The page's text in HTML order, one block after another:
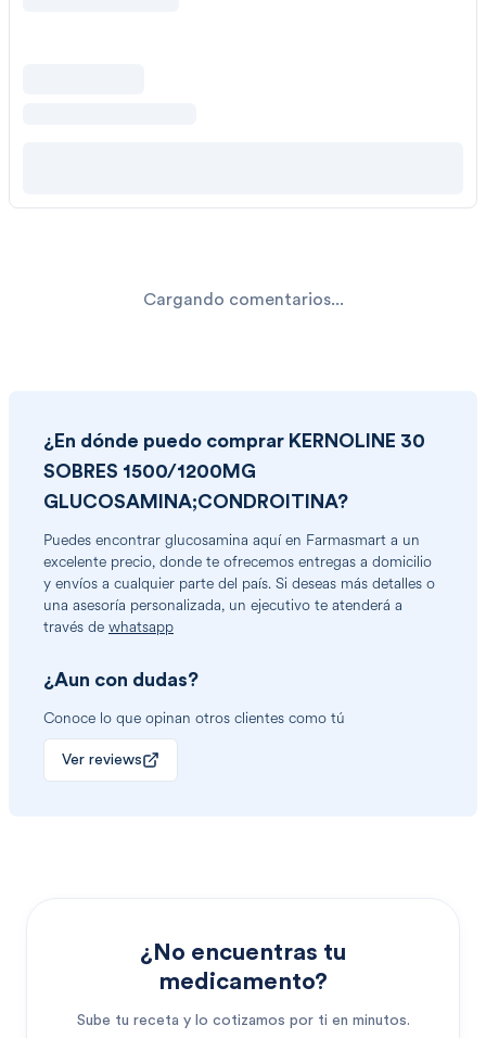
Cargando comentarios...
¿En dónde puedo comprar KERNOLINE 30
SOBRES 1500/1200MG
GLUCOSAMINA;CONDROITINA?
Puedes encontrar glucosamina aquí en Farmasmart a un
excelente precio, donde te ofrecemos entregas a domicilio
y envíos a cualquier parte del país. Si deseas más detalles o
una asesoría personalizada, un ejecutivo te atenderá a
través de whatsapp
¿Aun con dudas?
Conoce lo que opinan otros clientes como tú
Ver reviews
¿No encuentras tu
medicamento?
Sube tu receta y lo cotizamos por ti en minutos.